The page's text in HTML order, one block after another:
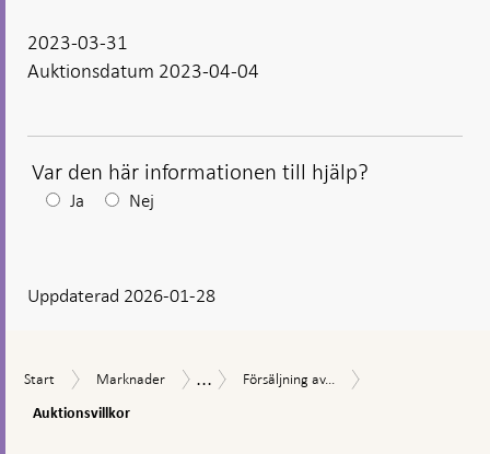
2023-03-31
Auktionsdatum 2023-04-04
Var den här informationen till hjälp?
Efter
visas
Ja Nej
Uppdaterad 2026-01-28
Start
Start Marknader
Marknader Marknadsoperationer
...
Försäljning
Försäljning av...
Auktionsvillkor